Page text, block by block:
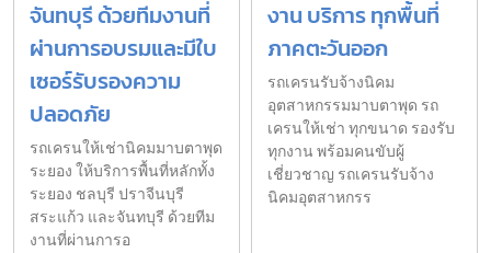
จันทบุรี ด้วยทีมงานที่
ผ่านการอบรมและมีใบ
เซอร์รับรองความ
ปลอดภัย
รถเครนให้เช่านิคมมาบตาพุด
ระยอง ให้บริการพื้นที่หลักทั้ง
ระยอง ชลบุรี ปราจีนบุรี
สระแก้ว และจันทบุรี ด้วยทีม
งานที่ผ่านการอ
งาน บริการ ทุกพื้นที่
ภาคตะวันออก
รถเครนรับจ้างนิคม
อุตสาหกรรมมาบตาพุด รถ
เครนให้เช่า ทุกขนาด รองรับ
ทุกงาน พร้อมคนขับผู้
เชี่ยวชาญ รถเครนรับจ้าง
นิคมอุตสาหกรร